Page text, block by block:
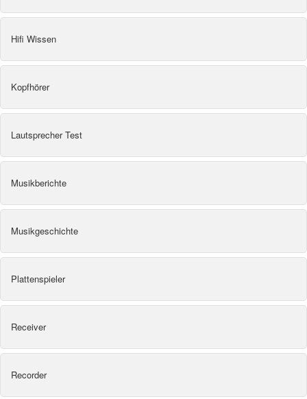
Hifi Wissen
Kopfhörer
Lautsprecher Test
Musikberichte
Musikgeschichte
Plattenspieler
Receiver
Recorder